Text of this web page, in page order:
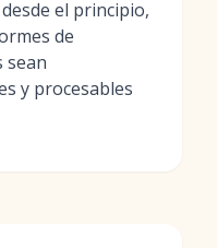
el principio,
de
sean
y procesables